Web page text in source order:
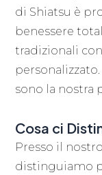
di Shiatsu è
benessere
tradizionali
sono la nostra
Cosa ci
Presso il
distinguiamo